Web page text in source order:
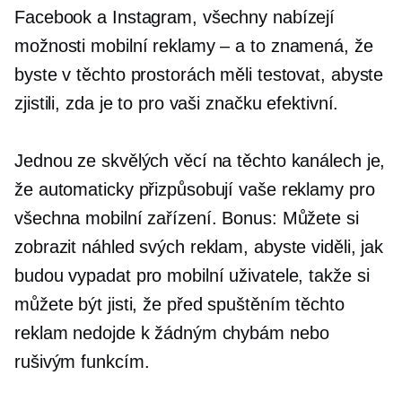
Facebook a Instagram, všechny nabízejí
možnosti mobilní reklamy – a to znamená, že
byste v těchto prostorách měli testovat, abyste
zjistili, zda je to pro vaši značku efektivní.
Jednou ze skvělých věcí na těchto kanálech je,
že automaticky přizpůsobují vaše reklamy pro
všechna mobilní zařízení. Bonus: Můžete si
zobrazit náhled svých reklam, abyste viděli, jak
budou vypadat pro mobilní uživatele, takže si
můžete být jisti, že před spuštěním těchto
reklam nedojde k žádným chybám nebo
rušivým funkcím.